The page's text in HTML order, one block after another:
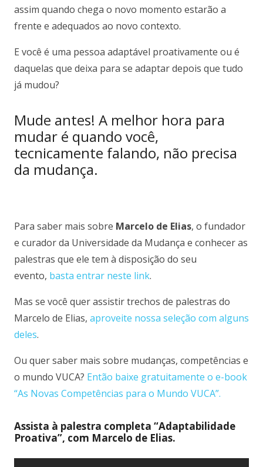
assim quando chega o novo momento estarão a
frente e adequados ao novo contexto.
E você é uma pessoa adaptável proativamente ou é
daquelas que deixa para se adaptar depois que tudo
já mudou?
Mude antes! A melhor hora para
mudar é quando você,
tecnicamente falando, não precisa
da mudança.
Para saber mais sobre Marcelo de Elias, o fundador
e curador da Universidade da Mudança e conhecer as
palestras que ele tem à disposição do seu
evento, basta entrar neste link.
Mas se você quer assistir trechos de palestras do
Marcelo de Elias, aproveite nossa seleção com alguns
deles.
Ou quer saber mais sobre mudanças, competências e
o mundo VUCA? Então baixe gratuitamente o e-book
“As Novas Competências para o Mundo VUCA”.
Assista à palestra completa “Adaptabilidade
Proativa”, com Marcelo de Elias.